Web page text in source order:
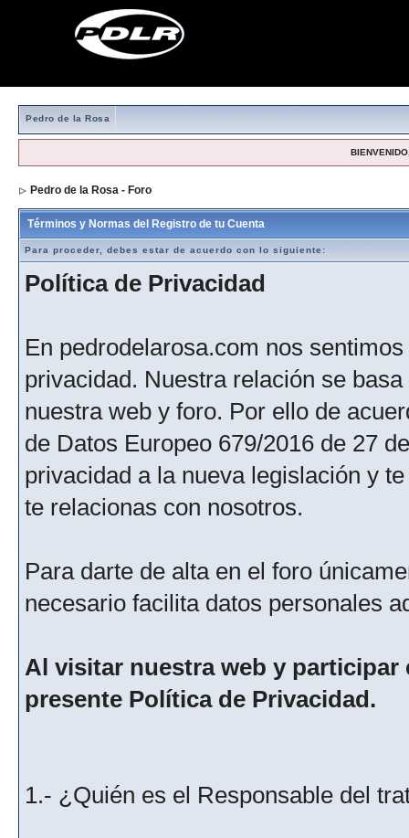
Pedro de la Rosa
Pedro de la Rosa - Foro
Términos y Normas del Registro de tu Cuenta
Para proceder, debes estar de acuerdo con lo siguiente:
Política de Privacidad
En pedrodelarosa.com nos
privacidad. Nuestra relación se
nuestra web y foro. Por ello de
de Datos Europeo 679/2016 de 27
privacidad a la nueva legislación y
te relacionas con nosotros.
Para darte de alta en el foro
necesario facilita datos personales
Al visitar nuestra web y
presente Política de Privacidad.
1.- ¿Quién es el Responsable del